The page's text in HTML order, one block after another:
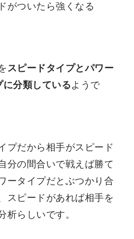
がついたら強くなる
スピードタイプとパワー
に分類しているようで
プだから相手がスピード
分の間合いで戦えば勝て
ータイプだとぶつかり合
スピードがあれば相手を
析らしいです。